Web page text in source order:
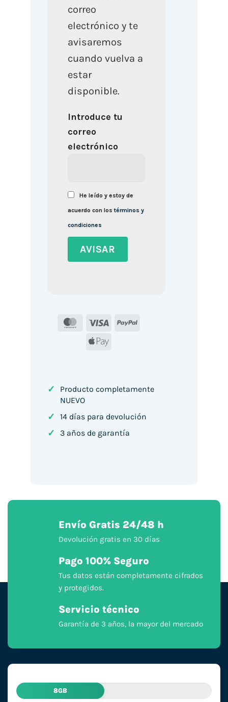
correo
electrónico y te
avisaremos
cuando vuelva a
estar
disponible.
Introduce tu
correo
electrónico
He leído y estoy de
acuerdo con lostérminos y
condiciones
MasterCard
Visa
PayPal
Apple
✓
Producto completamente
NUEVO
✓ 14 días para devolución
✓ 3 años de garantía
Envío Gratis 24/48 h
Devolución gratis en 30 días
Pago 100% Seguro
Tus datos están completamente cifrados
y protegidos.
Servicio técnico
Garantía de 3 años, la mayor del mercado
8GB